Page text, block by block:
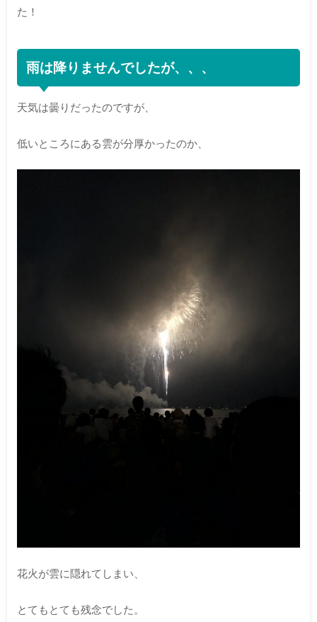
た！
雨は降りませんでしたが、、、
天気は曇りだったのですが、
低いところにある雲が分厚かったのか、
花火が雲に隠れてしまい、
とてもとても残念でした。